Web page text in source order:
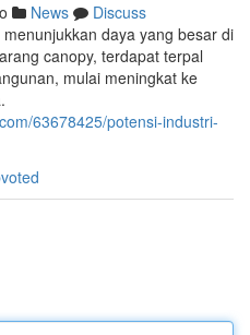
News
Discuss
daya yang besar di
canopy, terdapat terpal
mulai meningkat ke
63678425/potensi-industri-